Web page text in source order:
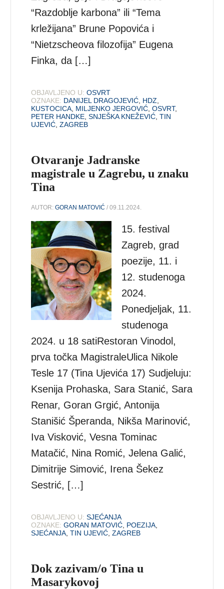
“Razdoblje karbona” ili “Tema
krležijana” Brune Popovića i
“Nietzscheova filozofija” Eugena
Finka, da […]
OBJAVLJENO U: OSVRT
OZNAKE: DANIJEL DRAGOJEVIĆ HDZ
KUSTOCICA MILJENKO JERGOVIĆ ,OSVRT,
PETER HANDKE ,SNJEŠKA KNEŽEVIĆ ,TIN
UJEVIĆ ,ZAGREB
Otvaranje Jadranske
magistrale u Zagrebu, u znaku
Tina
AUTOR:GORAN MATOVIĆ / 09.11.2024.
15. festival
Zagreb, grad
poezije, 11. i
12. studenoga
2024.
Ponedjeljak, 11.
studenoga
2024. u 18 satiRestoran Vinodol,
prva točka MagistraleUlica Nikole
Tesle 17 (Tina Ujevića 17) Sudjeluju:
Ksenija Prohaska, Sara Stanić, Sara
Renar, Goran Grgić, Antonija
Stanišić Šperanda, Nikša Marinović,
Iva Visković, Vesna Tominac
Matačić, Nina Romić, Jelena Galić,
Dimitrije Simović, Irena Šekez
Sestrić, […]
OBJAVLJENO U: SJEĆANJA
OZNAKE: GORAN MATOVIĆ POEZIJA
SJEĆANJA ,TIN UJEVIĆ ,ZAGREB
Dok zazivam/o Tina u
Masarykovoj